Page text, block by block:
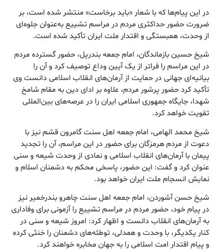
در این پیام‌ها که با شعار «باید برخاست» منتشر شده است، بر
ضرورت حضور حداکثری مردم در مراسم تشییع به‌عنوان جلوه‌ای
از وحدت، همبستگی و اقتدار ملت ایران تأکید شده است.
شیخ حسین بازماندگان، امام جمعه بندرپل، حضور گسترده مردم
در این مراسم را فراتر از یک آیین وداع توصیف کرد و آن را
بیانیه‌ای جهانی در حمایت از آرمان‌های انقلاب اسلامی دانست وی
تأکید کرد حضور پرشور مردم، علاوه بر ادای دین به مقام شامخ
شهدا، جایگاه جمهوری اسلامی ایران را در عرصه‌های بین‌المللی
تقویت خواهد کرد.
شیخ محمد الهامی، امام جمعه اهل سنت گامرون قشم نیز با
دعوت از مردم هرمزگان برای حضور در این مراسم، آن را تجدید
پیمان با آرمان‌های انقلاب اسلامی و نمادی از وحدت شیعه و سنی
عنوان کرد و گفت: این حضور، پاسخی محکم به دشمنان اسلام و
نمایش انسجام ملت ایران خواهد بود.
شیخ حسن آشوردن، امام جمعه اهل سنت چاهرو بندرخمیر نیز
در پیام خود، حضور مردم در مراسم تشییع را آزمونی برای وفاداری
به آرمان‌های انقلاب دانست و اظهار کرد: امروز شیعه و سنی در
کنار یکدیگر، با وحدت و همدلی، توطئه‌های دشمنان را خنثی کرده
و پیام اقتدار امت اسلامی را به جهان مخابره خواهند کرد.